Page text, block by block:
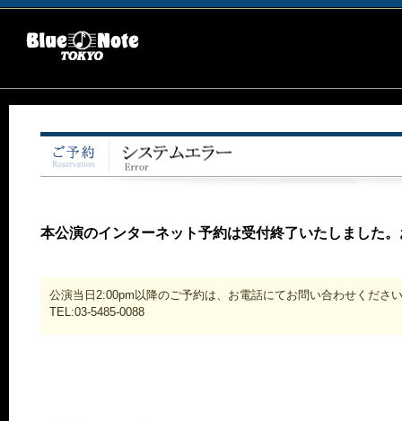
本公演のインターネット予約は受付終了いたしました
公演当日2:00pm以降のご予約は、お電話にてお問い合わせくださ
TEL:03-5485-0088